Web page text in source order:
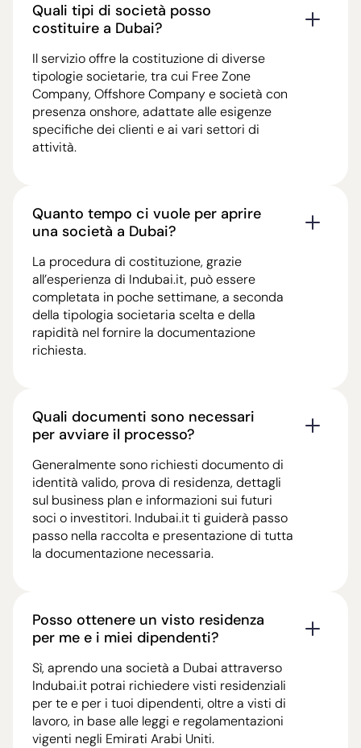
Quali tipi di società posso
costituire a Dubai?
Il servizio offre la costituzione di diverse
tipologie societarie, tra cui Free Zone
Company, Offshore Company e società con
presenza onshore, adattate alle esigenze
specifiche dei clienti e ai vari settori di
attività.
Quanto tempo ci vuole per aprire
una società a Dubai?
La procedura di costituzione, grazie
all’esperienza di Indubai.it, può essere
completata in poche settimane, a seconda
della tipologia societaria scelta e della
rapidità nel fornire la documentazione
richiesta.
Quali documenti sono necessari
per avviare il processo?
Generalmente sono richiesti documento di
identità valido, prova di residenza, dettagli
sul business plan e informazioni sui futuri
soci o investitori. Indubai.it ti guiderà passo
passo nella raccolta e presentazione di tutta
la documentazione necessaria.
Posso ottenere un visto residenza
per me e i miei dipendenti?
Sì, aprendo una società a Dubai attraverso
Indubai.it potrai richiedere visti residenziali
per te e per i tuoi dipendenti, oltre a visti di
lavoro, in base alle leggi e regolamentazioni
vigenti negli Emirati Arabi Uniti.